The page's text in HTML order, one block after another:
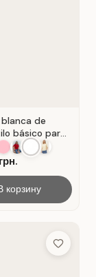
de
básico para
material:
корзину
Add to